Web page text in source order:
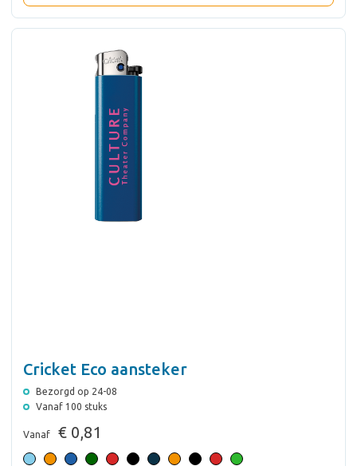
Cricket Eco aansteker
Bezorgd op 24-08
Vanaf 100 stuks
Vanaf € 0,81